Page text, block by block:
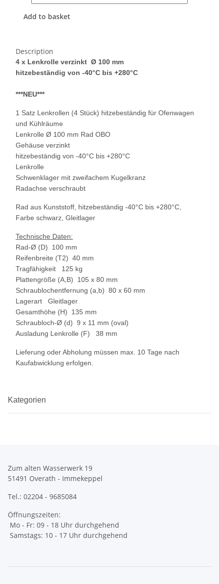
Add to basket
Description
4 x Lenkrolle verzinkt Ø 100 mm
hitzebeständig von -40°C bis +280°C
***NEU***
1 Satz Lenkrollen (4 Stück) hitzebeständig für Ofenwagen
und Kühlräume
Lenkrolle Ø 100 mm Rad OBO
Gehäuse verzinkt
hitzebeständig von -40°C bis +280°C
Lenkrolle
Schwenklager mit zweifachem Kugelkranz
Radachse verschraubt
Rad aus Kunststoff, hitzebeständig -40°C bis +280°C,
Farbe schwarz, Gleitlager
Technische Daten:
Rad-Ø (D) 100 mm
Reifenbreite (T2) 40 mm
Tragfähigkeit 125 kg
Plattengröße (A,B) 105 x 80 mm
Schraublochentfernung (a,b) 80 x 60 mm
Lagerart Gleitlager
Gesamthöhe (H) 135 mm
Schraubloch-Ø (d) 9 x 11 mm (oval)
Ausladung Lenkrolle (F) 38 mm
Lieferung oder Abholung müssen max. 10 Tage nach
Kaufabwicklung erfolgen.
Kategorien
Zum alten Wasserwerk 19
51491 Overath - Immekeppel
Tel.: 02204 - 9685084
Öffnungszeiten:
Mo - Fr: 09 - 18 Uhr durchgehend
Samstags: 10 - 17 Uhr durchgehend